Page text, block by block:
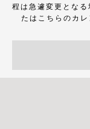
程は急遽変更とな
たはこちらのカ